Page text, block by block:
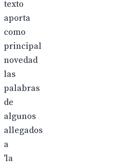
texto
aporta
como
principal
novedad
las
palabras
de
algunos
allegados
a
'la